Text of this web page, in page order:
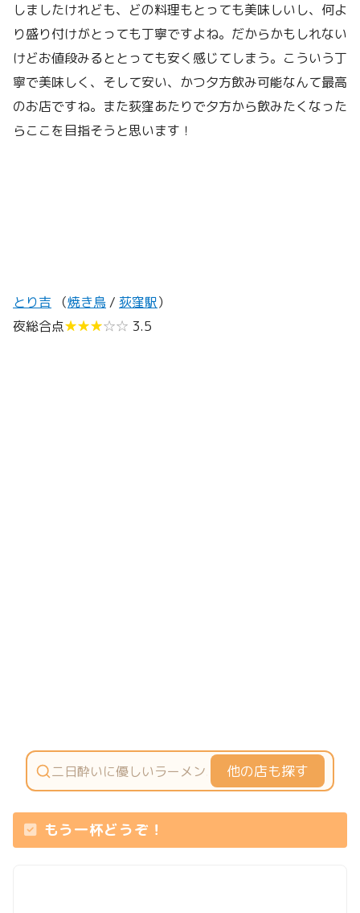
しましたけれども、どの料理もとっても美味しいし、何よ
り盛り付けがとっても丁寧ですよね。だからかもしれない
けどお値段みるととっても安く感じてしまう。こういう丁
寧で美味しく、そして安い、かつ夕方飲み可能なんて最高
のお店ですね。また荻窪あたりで夕方から飲みたくなった
らここを目指そうと思います！
とり吉 （焼き鳥 / 荻窪駅）
夜総合点★★★☆☆ 3.5
他の店も探す
もう一杯どうぞ！